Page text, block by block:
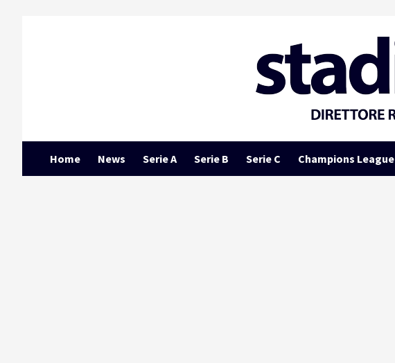
Home News Serie A Serie B Serie C Champions League